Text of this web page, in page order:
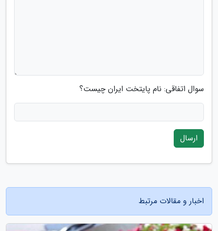
سوال اتفاقی: نام پایتخت ایران چیست؟
ارسال
اخبار و مقالات مرتبط